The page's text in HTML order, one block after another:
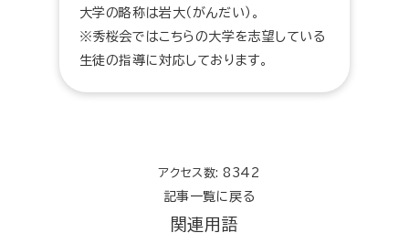
大学の略称は岩大（がんだい）。
※秀桜会ではこちらの大学を志望している
生徒の指導に対応しております。
アクセス数: 8342
記事一覧に戻る
関連用語